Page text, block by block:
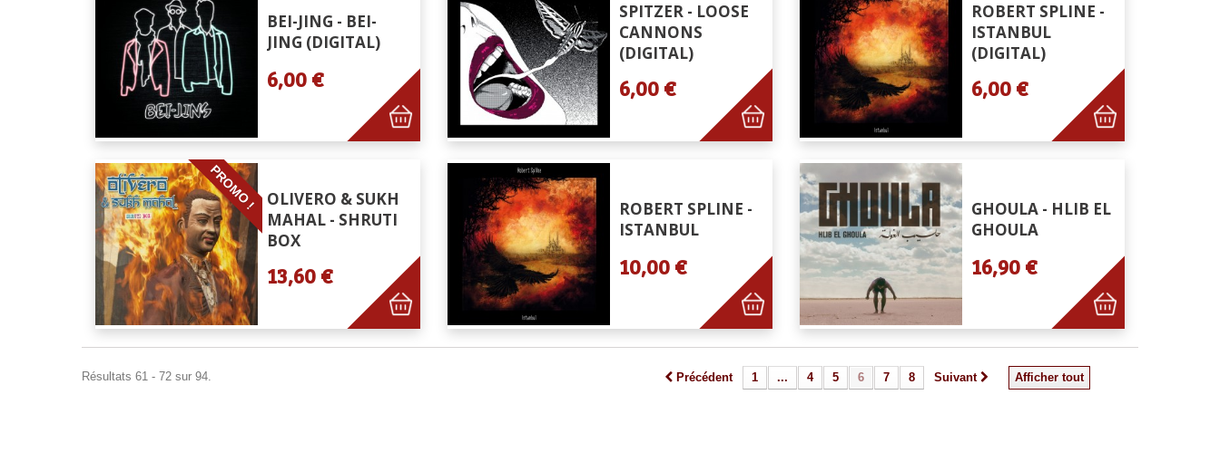
BEI-JING - BEI-
JING (DIGITAL)
6,00 €
SPITZER - LOOSE
CANNONS
(DIGITAL)
6,00 €
ROBERT SPLINE -
ISTANBUL
(DIGITAL)
6,00 €
PROMO ! OLIVERO & SUKH
MAHAL - SHRUTI
BOX
13,60 €
ROBERT SPLINE -
ISTANBUL
10,00 €
GHOULA - HLIB EL
GHOULA
16,90 €
Afficher tout
Précédent 1 ... 4 5 6 7 8 Suivant
Résultats 61 - 72 sur 94.